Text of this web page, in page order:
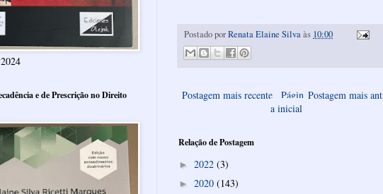
Postado porRenata Elaine Silvaàs 10:00
Postagem mais recente Postagem mais
Págin
a inicial
Relação de Postagem
► 2022 (3)
► 2020 (143)
e de Prescrição no Direito